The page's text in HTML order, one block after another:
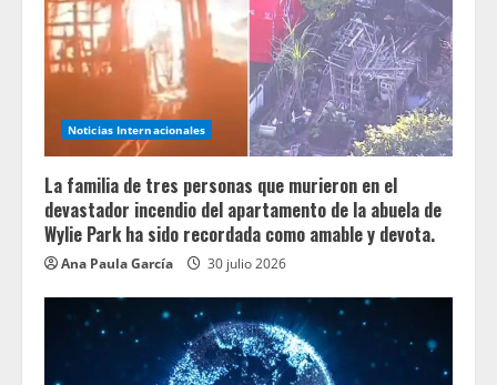
Noticias Internacionales
La familia de tres personas que murieron en el
devastador incendio del apartamento de la abuela de
Wylie Park ha sido recordada como amable y devota.
Ana Paula García 30 julio 2026